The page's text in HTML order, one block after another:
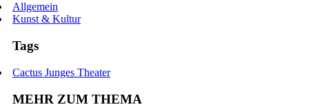
Allgemein
Kunst & Kultur
Tags
Cactus Junges Theater
MEHR ZUM THEMA